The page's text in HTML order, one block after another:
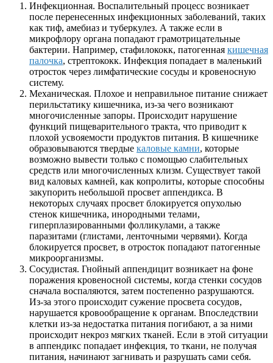
Инфекционная. Воспалительный процесс возникает
после перенесенных инфекционных заболеваний, таких
как тиф, амебиаз и туберкулез. А также если в
микрофлору органа попадают грамотрицательные
бактерии. Например, стафилококк, патогенная кишечная
палочка, стрептококк. Инфекция попадает в маленький
отросток через лимфатические сосуды и кровеносную
систему.
Механическая. Плохое и неправильное питание снижает
перильстатику кишечника, из-за чего возникают
многочисленные запоры. Происходит нарушение
функций пищеварительного тракта, что приводит к
плохой усвояемости продуктов питания. В кишечнике
образовываются твердые каловые камни, которые
возможно вывести только с помощью слабительных
средств или многочисленных клизм. Существует такой
вид каловых камней, как копролиты, которые способны
закупорить небольшой просвет аппендикса. В
некоторых случаях просвет блокируется опухолью
стенок кишечника, инородными телами,
гиперплазированными фолликулами, а также
паразитами (глистами, ленточными червями). Когда
блокируется просвет, в отросток попадают патогенные
микроорганизмы.
Сосудистая. Гнойный аппендицит возникает на фоне
поражения кровеносной системы, когда стенки сосудов
сначала воспаляются, затем постепенно разрушаются.
Из-за этого происходит сужение просвета сосудов,
нарушается кровообращение к органам. Впоследствии
клетки из-за недостатка питания погибают, а за ними
происходит некроз мягких тканей. Если в этой ситуации
в аппендикс попадает инфекция, то ткани, не получая
питания, начинают загнивать и разрушать сами себя.